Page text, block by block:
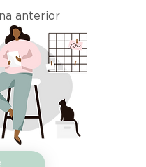
anterior